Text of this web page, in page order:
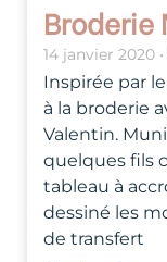
Broderie
14 janvier 2020
Inspirée par
à la broderie
Valentin.
quelques fils
tableau à
dessiné les
de transfert